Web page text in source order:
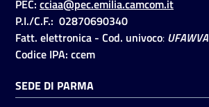
PEC: cciaa@pec.emilia.camcom.it
P.I./C.F.: 02870690340
Fatt. elettronica - Cod. univoco: UFAWVA
Codice IPA: ccem
SEDE DI PARMA